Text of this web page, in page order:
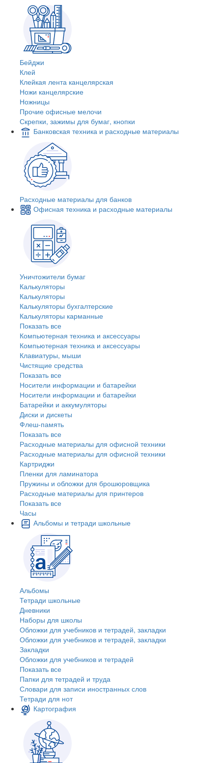
Бейджи
Клей
Клейкая лента канцелярская
Ножи канцелярские
Ножницы
Прочие офисные мелочи
Скрепки, зажимы для бумаг, кнопки
Банковская техника и расходные материалы
Расходные материалы для банков
Офисная техника и расходные материалы
Уничтожители бумаг
Калькуляторы
Калькуляторы
Калькуляторы бухгалтерские
Калькуляторы карманные
Показать все
Компьютерная техника и аксессуары
Компьютерная техника и аксессуары
Клавиатуры, мыши
Чистящие средства
Показать все
Носители информации и батарейки
Носители информации и батарейки
Батарейки и аккумуляторы
Диски и дискеты
Флеш-память
Показать все
Расходные материалы для офисной техники
Расходные материалы для офисной техники
Картриджи
Пленки для ламинатора
Пружины и обложки для брошюровщика
Расходные материалы для принтеров
Показать все
Часы
Альбомы и тетради школьные
Альбомы
Тетради школьные
Дневники
Наборы для школы
Обложки для учебников и тетрадей, закладки
Обложки для учебников и тетрадей, закладки
Закладки
Обложки для учебников и тетрадей
Показать все
Папки для тетрадей и труда
Словари для записи иностранных слов
Тетради для нот
Картография